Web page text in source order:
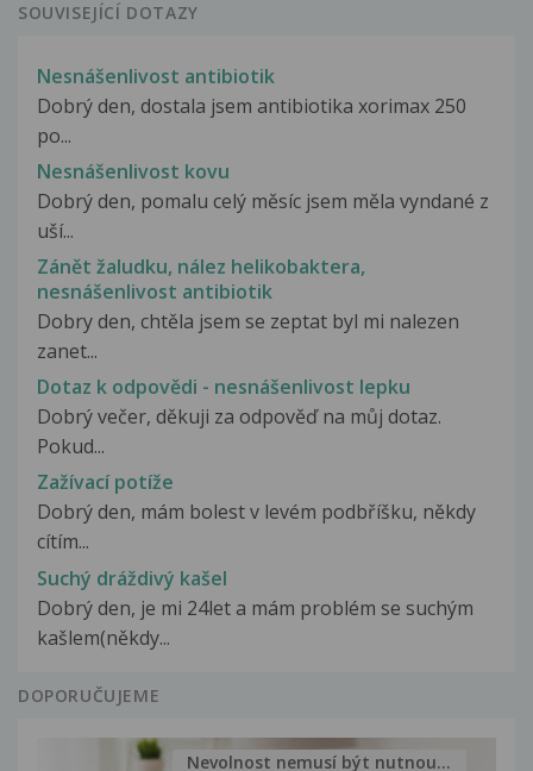
SOUVISEJÍCÍ DOTAZY
Nesnášenlivost antibiotik
Dobrý den, dostala jsem antibiotika xorimax 250
po...
Nesnášenlivost kovu
Dobrý den, pomalu celý měsíc jsem měla vyndané z
uší...
Zánět žaludku, nález helikobaktera,
nesnášenlivost antibiotik
Dobry den, chtěla jsem se zeptat byl mi nalezen
zanet...
Dotaz k odpovědi - nesnášenlivost lepku
Dobrý večer, děkuji za odpověď na můj dotaz.
Pokud...
Zažívací potíže
Dobrý den, mám bolest v levém podbříšku, někdy
cítím...
Suchý dráždivý kašel
Dobrý den, je mi 24let a mám problém se suchým
kašlem(někdy...
DOPORUČUJEME
Nevolnost nemusí být nutnou...